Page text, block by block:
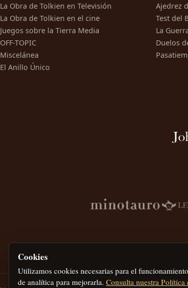
La Obra de Tolkien en Televisión
La Obra de Tolkien en el cine
Juegos sobre la Tierra Media
OFF-TOPIC
Miscelánea
El Anillo Único
Ajedrez
Test del
La
Duelos
Cookies
Utilizamos cookies necesarias para el
de analítica para mejorarla. Consulta nuestra Política